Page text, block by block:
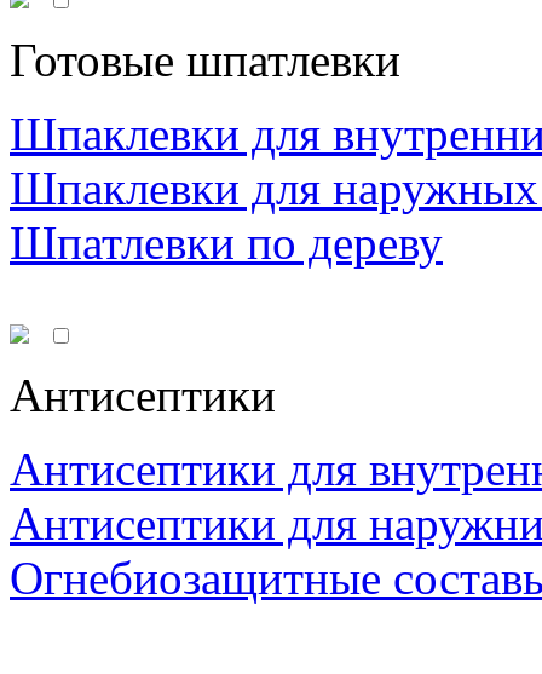
Готовые шпатлевки
Шпаклевки для
Шпаклевки для наружных
Шпатлевки по дереву
Антисептики
Антисептики для
Антисептики для
Огнебиозащитные